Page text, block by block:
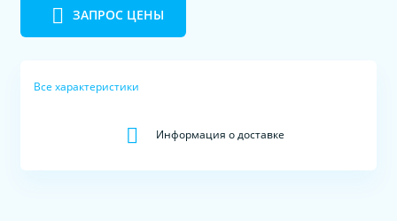
ЗАПРОС ЦЕНЫ
Все характеристики
Информация о доставке